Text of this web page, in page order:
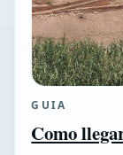
GUIA
Como